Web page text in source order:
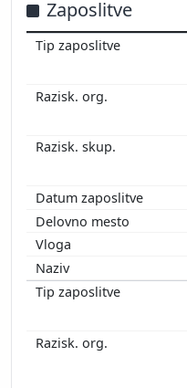
Zaposlitve